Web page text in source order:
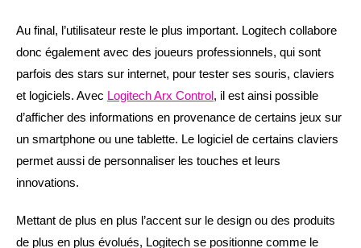
Au final, l’utilisateur reste le plus important. Logitech collabore
donc également avec des joueurs professionnels, qui sont
parfois des stars sur internet, pour tester ses souris, claviers
et logiciels. Avec Logitech Arx Control, il est ainsi possible
d’afficher des informations en provenance de certains jeux sur
un smartphone ou une tablette. Le logiciel de certains claviers
permet aussi de personnaliser les touches et leurs
innovations.
Mettant de plus en plus l’accent sur le design ou des produits
de plus en plus évolués, Logitech se positionne comme le